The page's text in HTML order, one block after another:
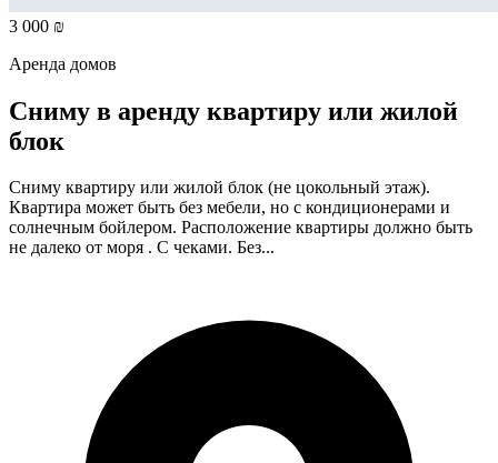
3 000 ₪
Аренда домов
Сниму в аренду квартиру или жилой
блок
Сниму квартиру или жилой блок (не цокольный этаж).
Квартира может быть без мебели, но с кондиционерами и
солнечным бойлером. Расположение квартиры должно быть
не далеко от моря . С чеками. Без...